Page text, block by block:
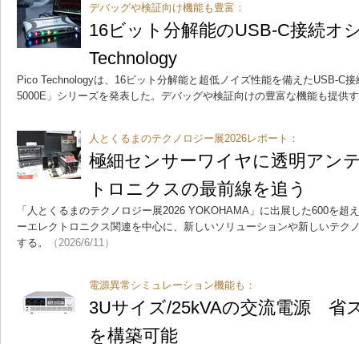
デバッグや検証向け機能も豊富：
16ビット分解能のUSB-C接続オ
Technology
Pico Technologyは、16ビット分解能と超低ノイズ性能を備えたUSB-C
5000E」シリーズを発表した。デバッグや検証向けの豊富な機能も提供
人とくるまのテクノロジー展2026レポート：
極細センサーワイヤに透明ア
トロニクスの最前線を追う
「人とくるまのテクノロジー展2026 YOKOHAMA」に出展した600を超
ーエレクトロニクス関連を中心に、新しいソリューションや新しいテク
する。
（2026/6/11）
電源異常シミュレーション機能も：
3Uサイズ/25kVAの交流電源 省
を構築可能